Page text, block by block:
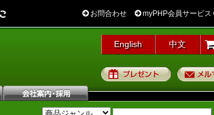
お問合わせ myPHP会員サービス
English 中文
プレゼント